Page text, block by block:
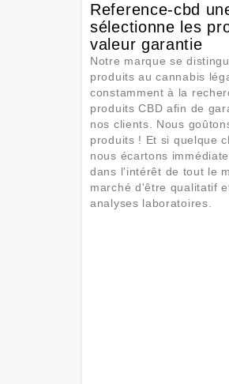
Reference-cbd
sélectionne les
valeur garantie
Notre marque se
produits au cannabis
constamment à la
produits CBD afin de
nos clients. Nous
produits ! Et si quelque
nous écartons
dans l'intérêt de tout le
marché d'être qualitatif
analyses laboratoires.